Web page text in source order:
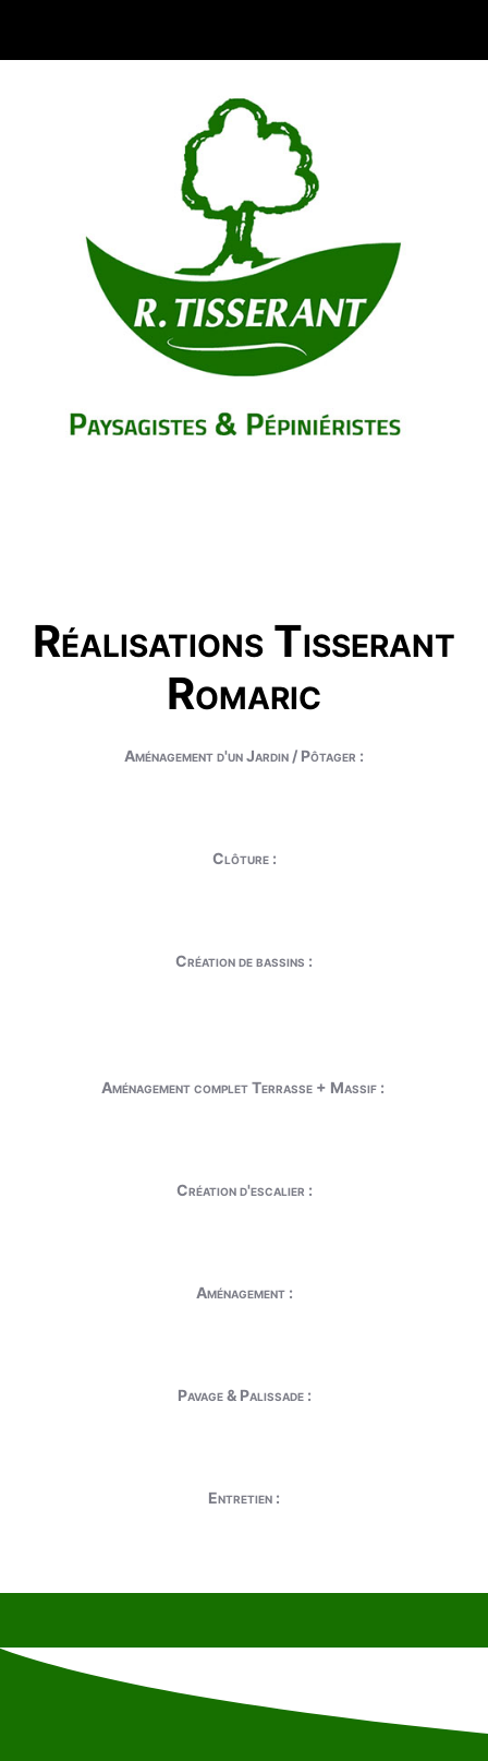
Réalisations Tisserant
Romaric
Aménagement d'un Jardin / Pôtager :
Clôture :
Création de bassins :
Aménagement complet Terrasse + Massif :
Création d'escalier :
Aménagement :
Pavage & Palissade :
Entretien :